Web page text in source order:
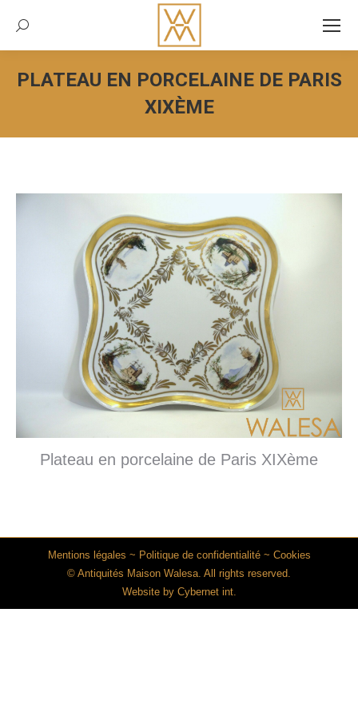
Recherche:
PLATEAU EN PORCELAINE DE PARIS
XIXÈME
Vous êtes ici :
Plateau en porcelaine de Paris XIXème
Mentions légales ~ Politique de confidentialité~ Cookies
© Antiquités Maison Walesa. All rights reserved.
Website by Cybernet int.